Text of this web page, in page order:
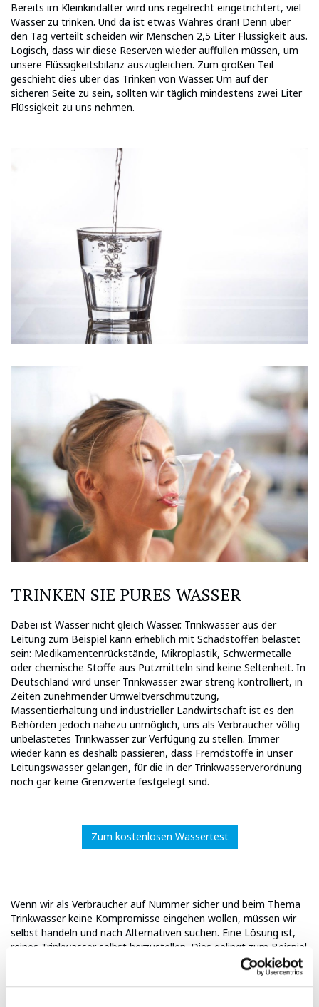
Bereits im Kleinkindalter wird uns regelrecht eingetrichtert, viel
Wasser zu trinken. Und da ist etwas Wahres dran! Denn über
den Tag verteilt scheiden wir Menschen 2,5 Liter Flüssigkeit aus.
Logisch, dass wir diese Reserven wieder auffüllen müssen, um
unsere Flüssigkeitsbilanz auszugleichen. Zum großen Teil
geschieht dies über das Trinken von Wasser. Um auf der
sicheren Seite zu sein, sollten wir täglich mindestens zwei Liter
Flüssigkeit zu uns nehmen.
TRINKEN SIE PURES WASSER
Dabei ist Wasser nicht gleich Wasser. Trinkwasser aus der
Leitung zum Beispiel kann erheblich mit Schadstoffen belastet
sein: Medikamentenrückstände, Mikroplastik, Schwermetalle
oder chemische Stoffe aus Putzmitteln sind keine Seltenheit. In
Deutschland wird unser Trinkwasser zwar streng kontrolliert, in
Zeiten zunehmender Umweltverschmutzung,
Massentierhaltung und industrieller Landwirtschaft ist es den
Behörden jedoch nahezu unmöglich, uns als Verbraucher völlig
unbelastetes Trinkwasser zur Verfügung zu stellen. Immer
wieder kann es deshalb passieren, dass Fremdstoffe in unser
Leitungswasser gelangen, für die in der Trinkwasserverordnung
noch gar keine Grenzwerte festgelegt sind.
Zum kostenlosen Wassertest
Wenn wir als Verbraucher auf Nummer sicher und beim Thema
Trinkwasser keine Kompromisse eingehen wollen, müssen wir
selbst handeln und nach Alternativen suchen. Eine Lösung ist,
reines Trinkwasser selbst herzustellen. Dies gelingt zum Beispiel
Mit den innovativen
Anlagen ist es jederzeit möglich, reines Trinkwasser von
gleichbleibend sehr guter Qualität zu produzieren. Zusätzlich